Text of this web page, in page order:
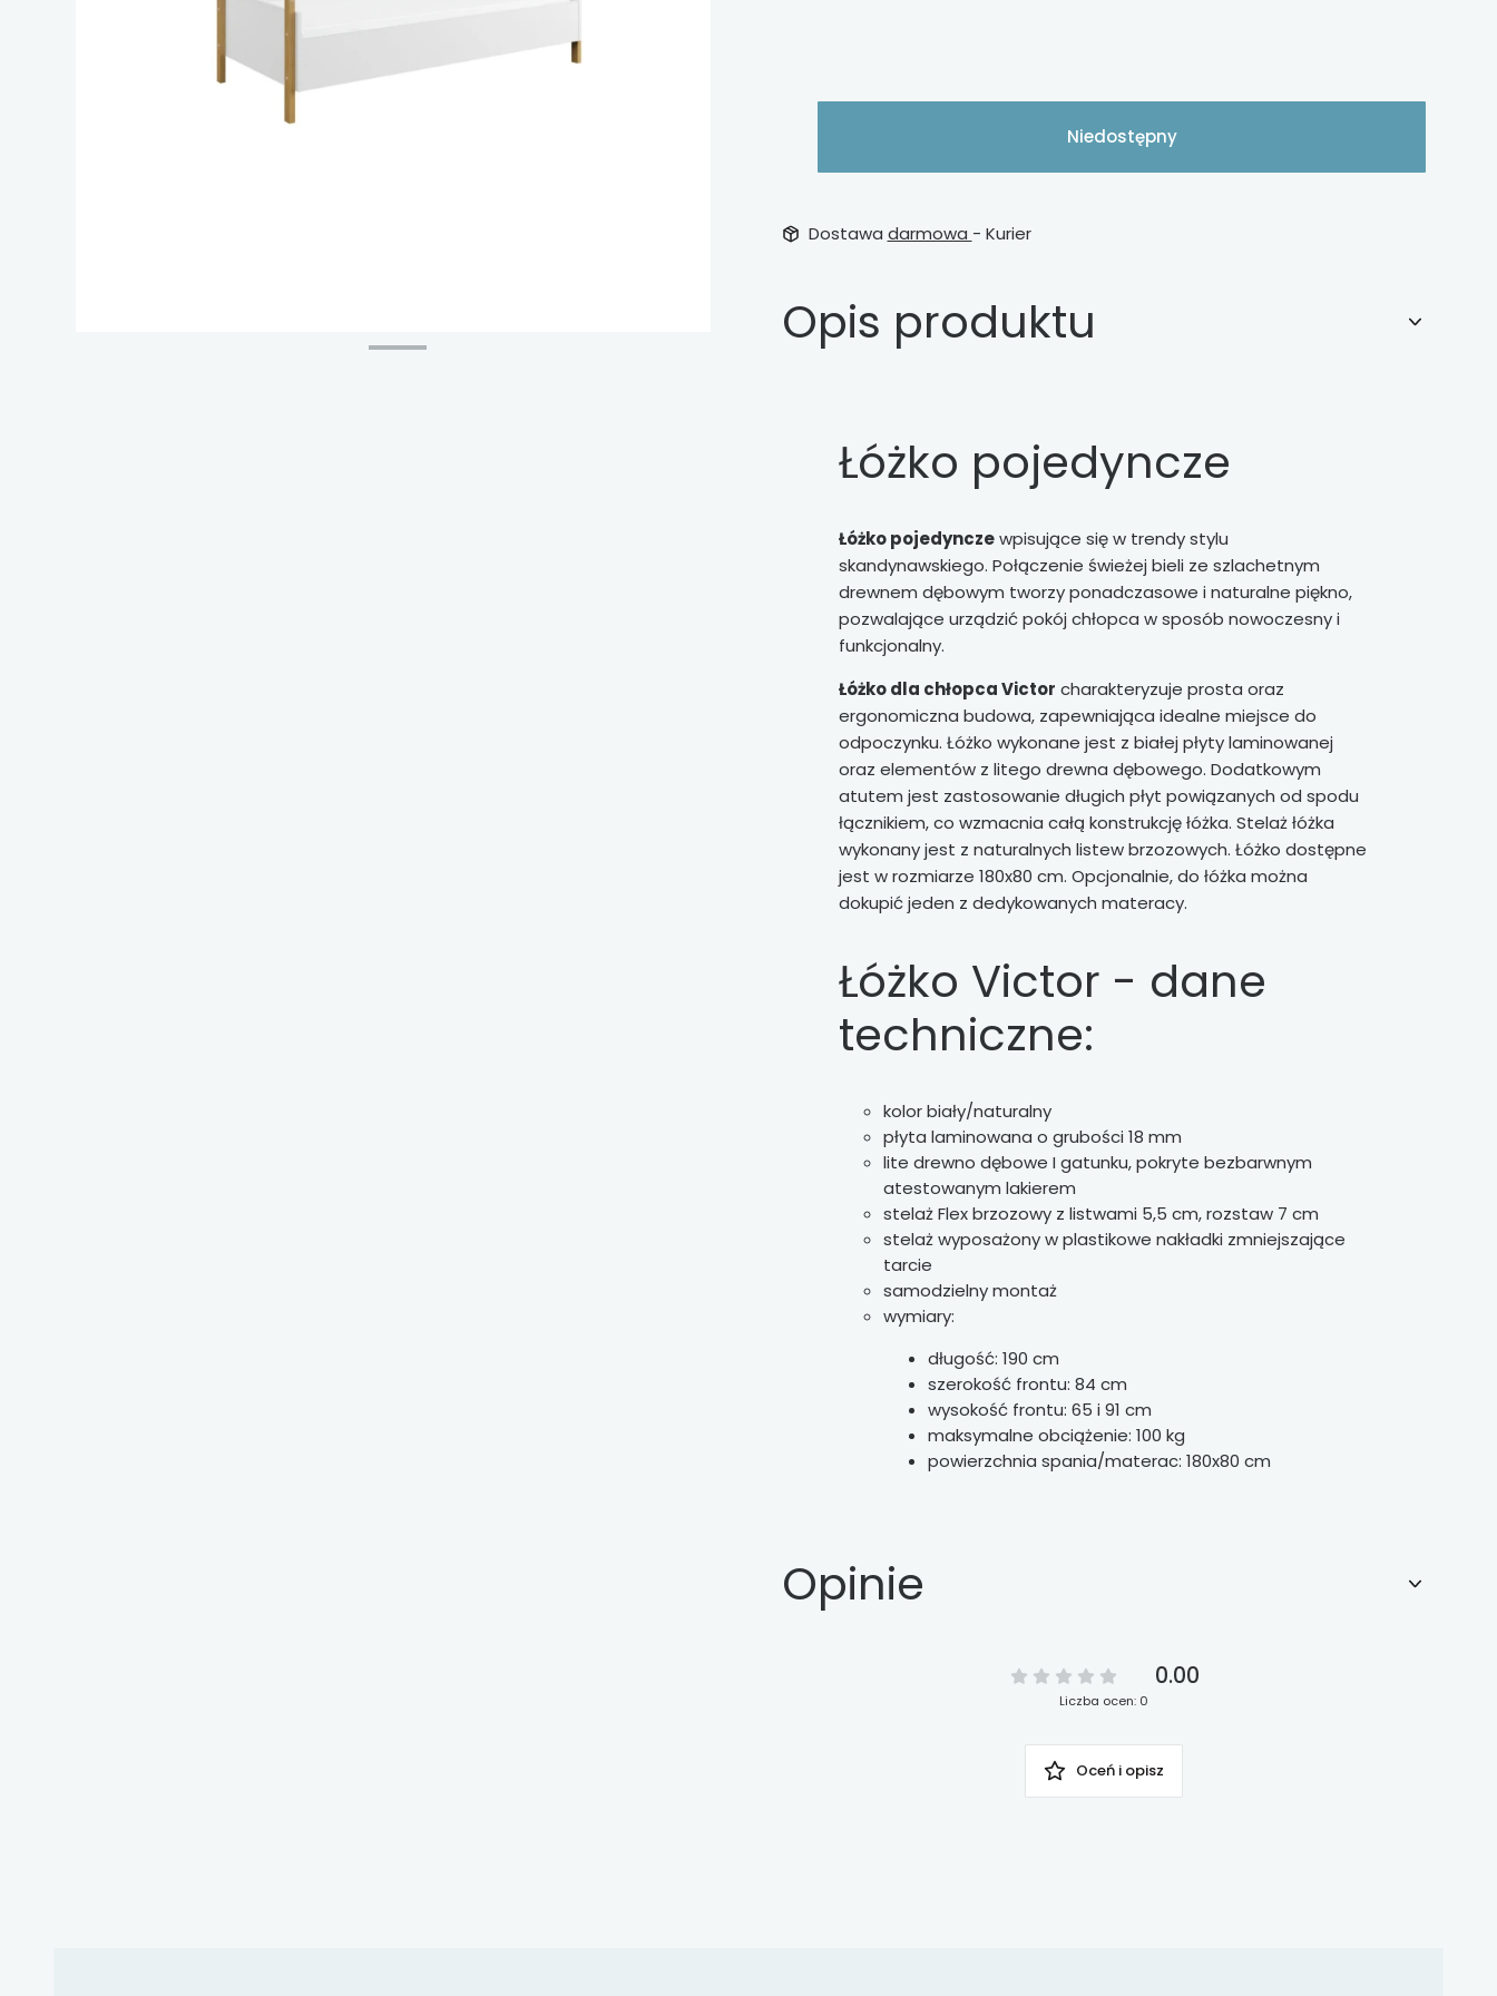
Niedostępny
Dostawa darmowa - Kurier
Opis produktu
Łóżko pojedyncze
Łóżko pojedynczewpisujące się w trendy stylu
skandynawskiego. Połączenie świeżej bieli ze szlachetnym
drewnem dębowym tworzy ponadczasowe i naturalne piękno,
pozwalające urządzić pokój chłopca w sposób nowoczesny i
funkcjonalny.
Łóżko dla chłopca Victor charakteryzuje prosta oraz
ergonomiczna budowa, zapewniająca idealne miejsce do
odpoczynku. Łóżko wykonane jest z białej płyty laminowanej
oraz elementów z litego drewna dębowego. Dodatkowym
atutem jest zastosowanie długich płyt powiązanych od spodu
łącznikiem, co wzmacnia całą konstrukcję łóżka. Stelaż łóżka
wykonany jest z naturalnych listew brzozowych. Łóżko dostępne
jest w rozmiarze 180x80 cm. Opcjonalnie, do łóżka można
dokupić jeden z dedykowanych materacy.
Łóżko Victor - dane
techniczne:
kolor biały/naturalny
płyta laminowana o grubości 18 mm
lite drewno dębowe I gatunku, pokryte bezbarwnym
atestowanym lakierem
stelaż Flex brzozowy z listwami 5,5 cm, rozstaw 7 cm
stelaż wyposażony w plastikowe nakładki zmniejszające
tarcie
samodzielny montaż
wymiary:
długość: 190 cm
szerokość frontu: 84 cm
wysokość frontu: 65 i 91 cm
maksymalne obciążenie: 100 kg
powierzchnia spania/materac: 180x80 cm
Opinie
0.00
Liczba ocen: 0
Oceń i opisz